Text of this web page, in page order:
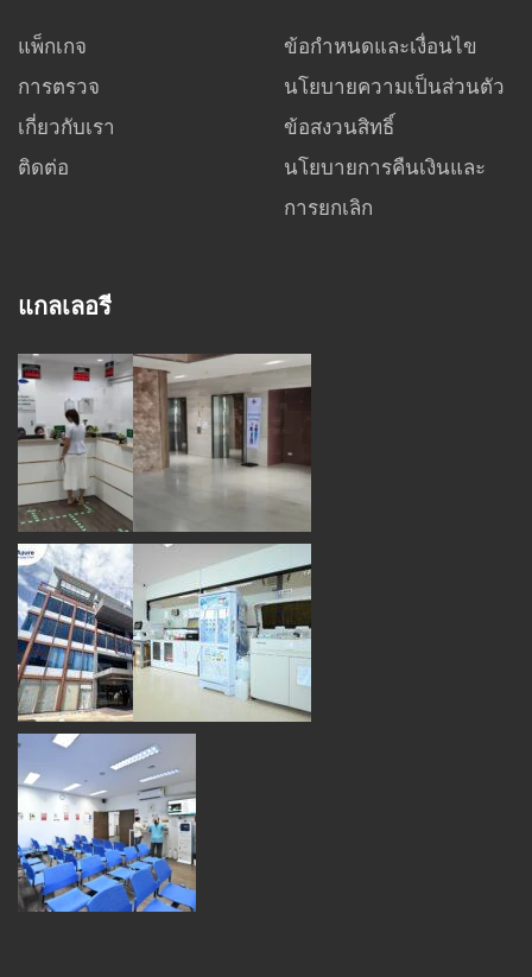
แพ็กเกจ
การตรวจ
เกี่ยวกับเรา
ติดต่อ
ข้อกำหนดและเงื่อนไข
นโยบายความเป็นส่วนตัว
ข้อสงวนสิทธิ์
นโยบายการคืนเงินและ
การยกเลิก
แกลเลอรี